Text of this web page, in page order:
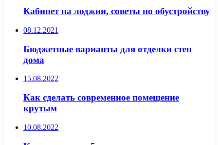
Кабинет на лоджии, советы по обустройству
08.12.2021
Бюджетные варианты для отделки стен
дома
15.08.2022
Как сделать современное помещение
крутым
10.08.2022